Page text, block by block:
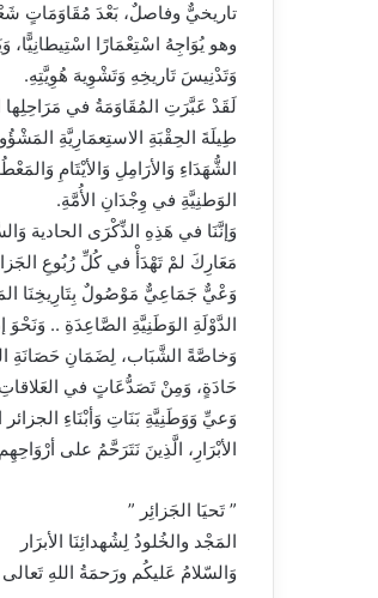
تاريخيٌّ وفاصلٌ، بَعْدَ مُقَاوَمَاتٍ
وهو يُوَاجِهُ اسْتِعْمَارًا
وَتَدْنِيسَ تَاريخِهِ وَتَشْوِيهَ هُوِيَّتِهِ.
لَقَدْ عَبَّرَتِ المُقَاوَمَةُ في مَرَاحِلِها
طِيلَةَ الحِقْبَةِ الاستِعمَارِيَّةِ
الشُّهَدَاءِ وَالأرَامِلِ وَالأيْتَامِ
الوَطنِيَّةِ في وِجْدَانِ الأُمَّةِ.
وَإنَّنَا في هَذِهِ الذِّكْرَى الحادية
مَعَارِكَ لمْ تَهْدَأْ في كُلِّ رُبُوعِ
وَعْيٌّ جَمَاعِيٌّ مَوْصُولٌ بِتَارِيخِنَا
الدَّوْلَةِ الوَطَنِيَّةِ الصَّاعِدَةِ .. وَنَحْوَ
وَخاصَّةً الشَّبَاب، لِضَمَانِ حَصَانَةِ
حَادَةٍ، وَمِنْ تَصَدُّعَاتٍ في العَلاقاتِ
وَعيِّ وَوَطَنِيَّةِ بَنَاتِ وَأبْنَاءِ
الأبْرَارِ، الَّذِينَ نَتَرَحَّمُ على
” تَحيَا الجَزائِر ”
المَجْد والخُلودُ لِشُهدائِنَا الأبرَار
وَالسّلامُ عَليكُم ورَحمَةُ اللهِ تَعالى